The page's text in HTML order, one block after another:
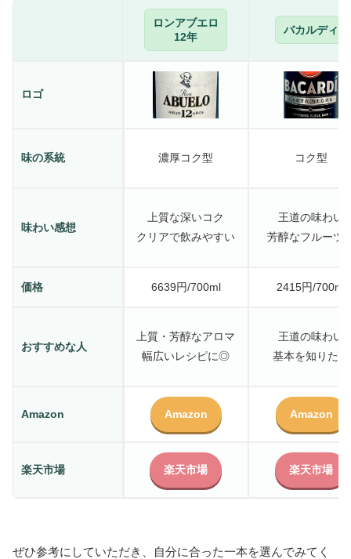
ロンアブエロ
12年
バカルディ
ロゴ
味の系統 濃厚コク型 コク型
味わい感想
上質な深いコク
クリアで飲みやすい
王道の味わい
芳醇なフルーツ
価格 6639円/700ml 2415円/700ml
おすすめな人
上質・芳醇なアロマ
幅広いレシピに◎
王道の味わい
基本を知りたい
Amazon Amazon Amazon
楽天市場 楽天市場 楽天市場
ぜひ参考にしていただき、自分に合った一本を選んでみてく